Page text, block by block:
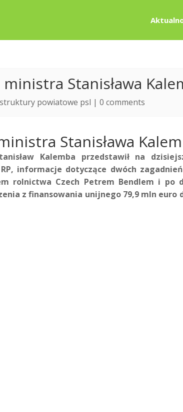
Stanisława
struktury powiatowe psl |0 comments
Stanisława
Kalemba przedstawił na
informacje dotyczące dwóch
rolnictwa Czech Petrem Bendlem i po
z finansowania unijnego 79,9 mln euro